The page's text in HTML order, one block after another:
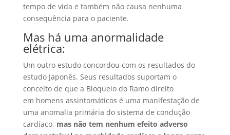
tempo de vida e também não causa nenhuma
consequência para o paciente.
Mas há uma anormalidade
elétrica:
Um outro estudo concordou com os resultados do
estudo Japonês. Seus resultados suportam o
conceito de que a Bloqueio do Ramo direito
em homens assintomáticos é uma manifestação de
uma anomalia primária do sistema de condução
cardíaco, mas não tem nenhum efeito adverso